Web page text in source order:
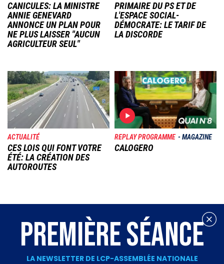
CANICULES: LA MINISTRE
ANNIE GENEVARD
ANNONCE UN PLAN POUR
NE PLUS LAISSER "AUCUN
AGRICULTEUR SEUL"
PRIMAIRE DU PS ET DE
L'ESPACE SOCIAL-
DÉMOCRATE: LE TARIF DE
LA DISCORDE
Image
ACTUALITÉ
CES LOIS QUI FONT VOTRE
ÉTÉ: LA CRÉATION DES
AUTOROUTES
Image
REPLAY PROGRAMME MAGAZINE
CALOGERO
PREMIÈRE SÉANCE
LA NEWSLETTER DE LCP-ASSEMBLÉE NATIONALE